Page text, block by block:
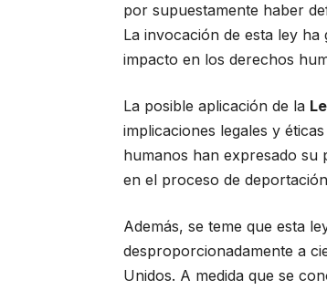
por supuestamente haber
La invocación de esta ley
impacto en los derechos
La posible aplicación de la
implicaciones legales y
humanos han expresado su
en el proceso de
Además, se teme que esta
desproporcionadamente a
Unidos. A medida que se